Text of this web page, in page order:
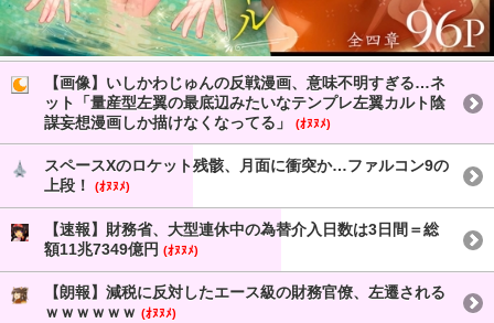
【画像】いしかわじゅんの反戦漫画、意味不明すぎる…ネ
ット「量産型左翼の最底辺みたいなテンプレ左翼カルト陰
謀妄想漫画しか描けなくなってる」
(ｵﾇﾇﾒ)
スペースXのロケット残骸、月面に衝突か…ファルコン9の
上段！
(ｵﾇﾇﾒ)
【速報】財務省、大型連休中の為替介入日数は3日間＝総
額11兆7349億円 (ｵﾇﾇﾒ)
【朗報】減税に反対したエース級の財務官僚、左遷される
ｗｗｗｗｗｗ (ｵﾇﾇﾒ)